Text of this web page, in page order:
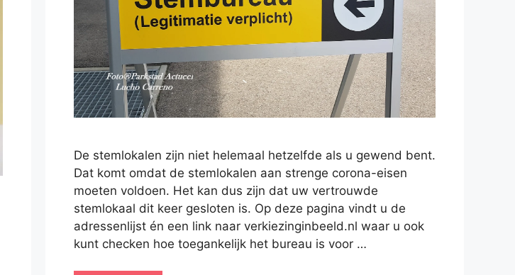
De stemlokalen zijn niet helemaal hetzelfde als u gewend bent.
Dat komt omdat de stemlokalen aan strenge corona-eisen
moeten voldoen. Het kan dus zijn dat uw vertrouwde
stemlokaal dit keer gesloten is. Op deze pagina vindt u de
adressenlijst én een link naar verkiezinginbeeld.nl waar u ook
kunt checken hoe toegankelijk het bureau is voor …